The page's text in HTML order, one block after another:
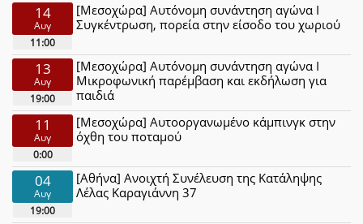
14
Αυγ
11:00
[Μεσοχώρα] Αυτόνομη συνάντηση αγώνα Ι
Συγκέντρωση, πορεία στην είσοδο του χωριού
13
Αυγ
19:00
[Μεσοχώρα] Αυτόνομη συνάντηση αγώνα Ι
Μικροφωνική παρέμβαση και εκδήλωση για
παιδιά
11
Αυγ
0:00
[Μεσοχώρα] Αυτοοργανωμένο κάμπινγκ στην
όχθη του ποταμού
04
Αυγ
19:00
[Αθήνα] Ανοιχτή Συνέλευση της Κατάληψης
Λέλας Καραγιάννη 37